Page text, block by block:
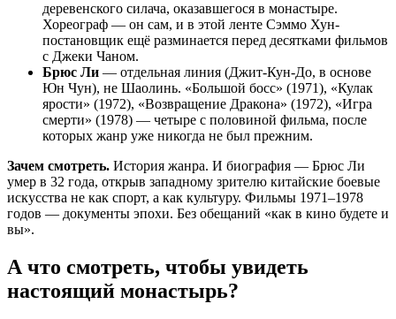
деревенского силача, оказавшегося в монастыре.
Хореограф — он сам, и в этой ленте Сэммо Хун-
постановщик ещё разминается перед десятками фильмов
с Джеки Чаном.
Брюс Ли — отдельная линия (Джит-Кун-До, в основе
Юн Чун), не Шаолинь. «Большой босс» (1971), «Кулак
ярости» (1972), «Возвращение Дракона» (1972), «Игра
смерти» (1978) — четыре с половиной фильма, после
которых жанр уже никогда не был прежним.
Зачем смотреть. История жанра. И биография — Брюс Ли
умер в 32 года, открыв западному зрителю китайские боевые
искусства не как спорт, а как культуру. Фильмы 1971–1978
годов — документы эпохи. Без обещаний «как в кино будете и
вы».
А что смотреть, чтобы увидеть
настоящий монастырь?